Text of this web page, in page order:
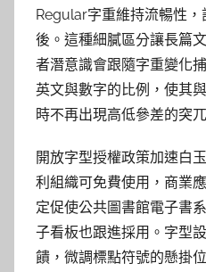
Regular字重維持流暢性
後。這種細膩區分讓長篇
者潛意識會跟隨字重變化
英文與數字的比例，使其
時不再出現高低參差的突
開放字型授權政策加速白
利組織可免費使用，商業
定促使公共圖書館電子書
子看板也跟進採用。字型
饋，微調標點符號的懸掛